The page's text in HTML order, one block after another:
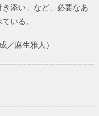
添い」など、必要なあ
いる。
／麻生雅人）